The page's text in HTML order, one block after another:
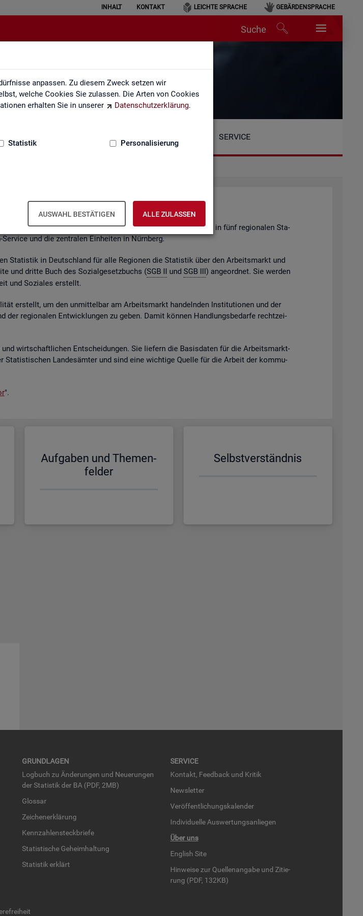
anpassen. Zu diesem Zweck setzen wir
welche Cookies Sie zulassen. Die Arten von Cookies
erhalten Sie in unserer
Datenschutzerklärung.
Statistik Personalisierung
AUSWAHL BESTÄTIGEN ALLE ZULASSEN
INHALT KONTAKT LEICHTE SPRACHE GEBÄRDENSPRACHE
Suche
uns
SERVICE
Über uns
der Bun­des­agen­tur für Ar­beit. Der Be­reich ist or­ga­ni­siert in fünf re­gio­na­len Sta­
und die zen­tra­len Ein­hei­ten in Nürn­berg.
Sta­tis­tik in Deutsch­land für alle Re­gio­nen die Sta­tis­tik über den Ar­beits­markt und
und drit­te Buch des So­zi­al­ge­setz­buchs (SGB II und SGB III) an­ge­ord­net. Sie wer­den
und So­zia­les er­stellt.
er­stellt, um den un­mit­tel­bar am Ar­beits­markt han­deln­den In­sti­tu­tio­nen und der
der re­gio­na­len Ent­wick­lun­gen zu geben. Damit kön­nen Hand­lungs­be­dar­fe recht­zei­
wirt­schaft­li­chen Ent­schei­dun­gen. Sie lie­fern die Ba­sis­da­ten für die Ar­beits­markt­
Lan­des­äm­ter und sind eine wich­ti­ge Quel­le für die Ar­beit der kom­mu­
".
Auf­ga­ben und The­men­
fel­der
Selbst­ver­ständ­nis
GRUND­LA­GEN
Log­buch zu Än­de­run­gen und Neue­run­gen
der Sta­tis­tik der BA (PDF, 2MB)
Glos­sar
Zei­chen­er­klä­rung
Kenn­zah­len­steck­brie­fe
Sta­tis­ti­sche Ge­heim­hal­tung
Sta­tis­tik er­klärt
SER­VICE
Kon­takt, Feed­back und Kri­tik
News­let­ter
Ver­öf­fent­li­chungs­ka­len­der
In­di­vi­du­el­le Aus­wer­tungs­an­lie­gen
Über uns
English Site
Hin­wei­se zur Quel­len­an­ga­be und Zi­tie­
rung (PDF, 132KB)